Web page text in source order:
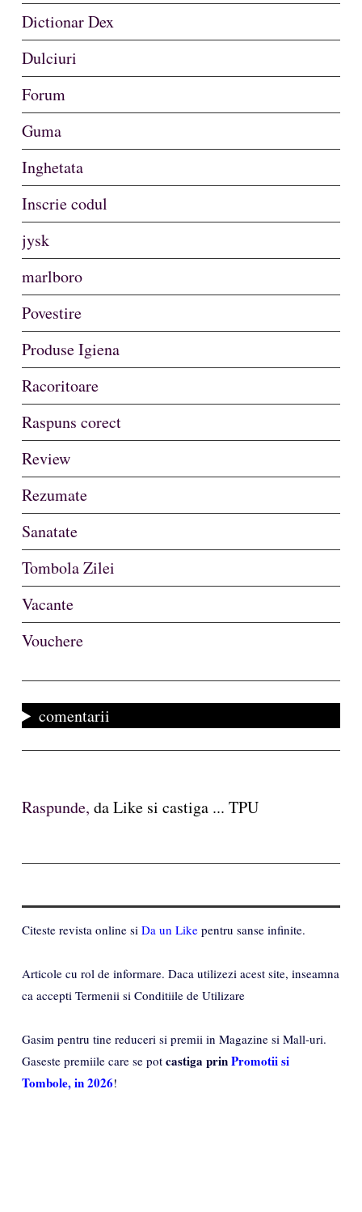
Dictionar Dex
Dulciuri
Forum
Guma
Inghetata
Inscrie codul
jysk
marlboro
Povestire
Produse Igiena
Racoritoare
Raspuns corect
Review
Rezumate
Sanatate
Tombola Zilei
Vacante
Vouchere
comentarii
Raspunde, da Like si castiga ... TPU
Citeste revista online si Da un Like pentru sanse infinite.
Articole cu rol de informare. Daca utilizezi acest site, inseamna
ca accepti Termenii si Conditiile de Utilizare
Gasim pentru tine reduceri si premii in Magazine si Mall-uri.
Gaseste premiile care se pot castiga prinPromotii si
Tombole, in 2026!